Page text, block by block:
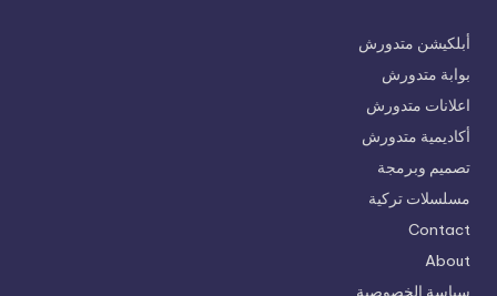
أبلكيشن متدورش
بوابة متدورش
اعلانات متدورش
أكاديمية متدورش
تصميم وبرمجة
مسلسلات تركية
Contact
About
سياسة الخصوصية